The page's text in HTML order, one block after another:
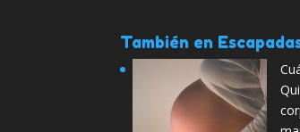
También en